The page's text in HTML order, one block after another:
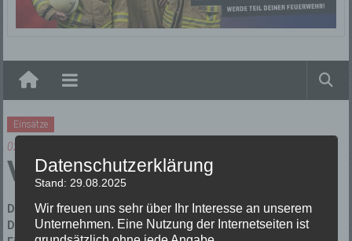
Elzach
Einsätze
02/06/2017
Verkehrsunfall
Datum:02/06/2017 um 22:10 Uhr
Dauer:1 Stunde 40 Minuten
Datenschutzerklärung
Stand: 29.08.2025
Wir freuen uns sehr über Ihr Interesse an unserem
Unternehmen. Eine Nutzung der Internetseiten ist